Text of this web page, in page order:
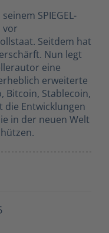
SPIEGEL-
vor
Seitdem hat
Nun legt
eine
erweiterte
Bitcoin, Stablecoin,
die Entwicklungen
in der neuen Welt